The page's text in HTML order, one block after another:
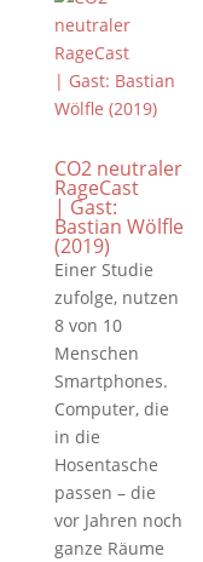
CO2 neutraler
RageCast
| Gast:
Bastian Wölfle
(2019)
Einer Studie
zufolge, nutzen
8 von 10
Menschen
Smartphones.
Computer, die
in die
Hosentasche
passen – die
vor Jahren noch
ganze Räume